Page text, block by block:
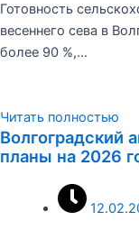
Готовность
весеннего сева в
более 90 %,…
Читать полностью
Волгоградский
планы на 2026